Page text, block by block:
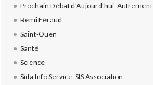
Prochain Débat d'Aujourd'hui, Autrement
Rémi Féraud
Saint-Ouen
Santé
Science
Sida Info Service, SIS Association